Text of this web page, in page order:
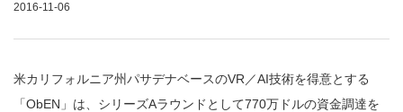
2016-11-06
米カリフォルニア州パサデナベースのVR／AI技術を得意とする
「ObEN」は、シリーズAラウンドとして770万ドルの資金調達を